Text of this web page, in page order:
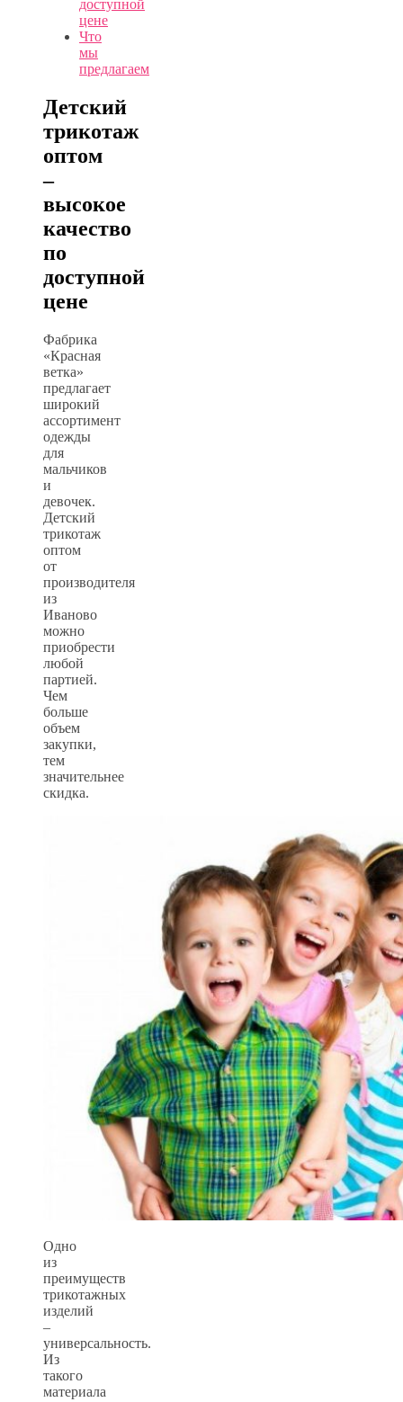
доступной
цене
Что
мы
предлагаем
Детский
трикотаж
оптом
–
высокое
качество
по
доступной
цене
Фабрика
«Красная
ветка»
предлагает
широкий
ассортимент
одежды
для
мальчиков
и
девочек.
Детский
трикотаж
оптом
от
производителя
из
Иваново
можно
приобрести
любой
партией.
Чем
больше
объем
закупки,
тем
значительнее
скидка.
Одно
из
преимуществ
трикотажных
изделий
–
универсальность.
Из
такого
материала